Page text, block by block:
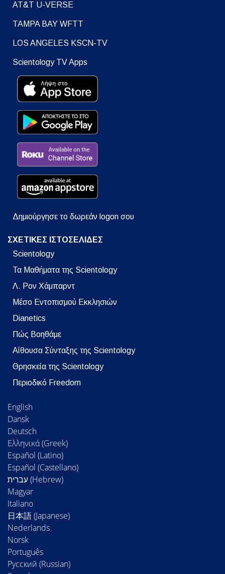
AT&T U-VERSE
TAMPA BAY WFTT
LOS ANGELES KSCN-TV
Scientology TV Apps
Δημιούργησε το δωρεάν logon σου
ΣΧΕΤΙΚΕΣ ΙΣΤΟΣΕΛΙΔΕΣ
Scientology
Τα Μαθήματα της Scientology
Λ. Ρον Χάμπαρντ
Μέσο Εντοπισμού Εκκλησιών
Dianetics
Πώς Βοηθάμε
Αίθουσα Σύνταξης της Scientology
Θρησκεία της Scientology
Περιοδικό Freedom
English
Dansk
Deutsch
Ελληνικά (Greek)
Español (Latino)
Español (Castellano)
Magyar
Italiano
日本語 (Japanese)
Nederlands
Norsk
Português
Русский (Russian)